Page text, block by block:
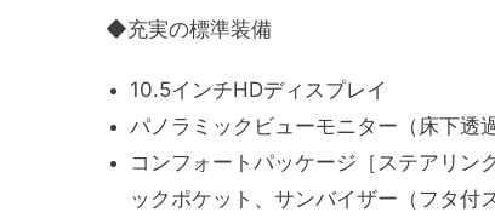
◆充実の標準装備
10.5インチHDディスプレイ
パノラミックビューモニター（床下透
コンフォートパッケージ［ステアリン
ックポケット、サンバイザー（フタ付